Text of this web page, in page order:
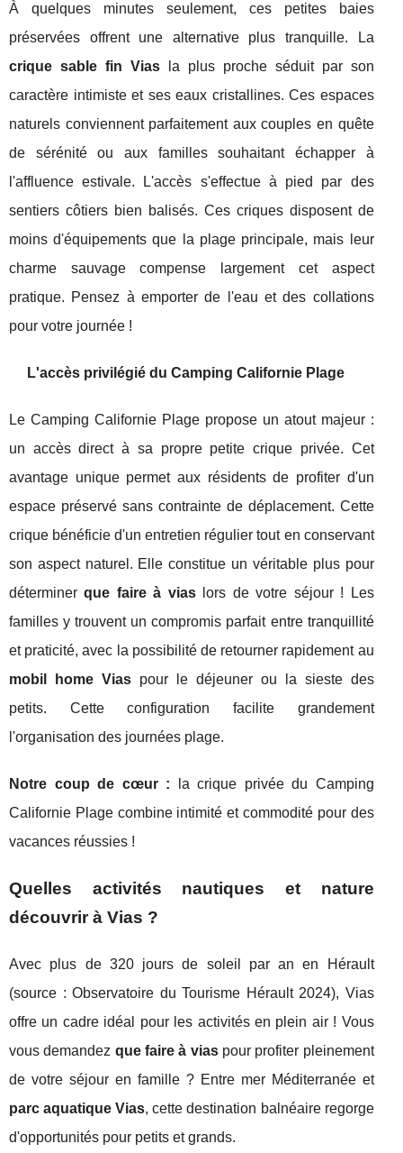
À quelques minutes seulement, ces petites baies
préservées offrent une alternative plus tranquille. La
crique sable fin Viasla plus proche séduit par son
caractère intimiste et ses eaux cristallines. Ces espaces
naturels conviennent parfaitement aux couples en quête
de sérénité ou aux familles souhaitant échapper à
l'affluence estivale. L'accès s'effectue à pied par des
sentiers côtiers bien balisés. Ces criques disposent de
moins d'équipements que la plage principale, mais leur
charme sauvage compense largement cet aspect
pratique. Pensez à emporter de l'eau et des collations
pour votre journée !
L'accès privilégié du Camping Californie Plage
Le Camping Californie Plage propose un atout majeur :
un accès direct à sa propre petite crique privée. Cet
avantage unique permet aux résidents de profiter d'un
espace préservé sans contrainte de déplacement. Cette
crique bénéficie d'un entretien régulier tout en conservant
son aspect naturel. Elle constitue un véritable plus pour
déterminerque faire à viaslors de votre séjour ! Les
familles y trouvent un compromis parfait entre tranquillité
et praticité, avec la possibilité de retourner rapidement au
mobil home Viaspour le déjeuner ou la sieste des
petits. Cette configuration facilite grandement
l'organisation des journées plage.
Notre coup de cœur : la crique privée du Camping
Californie Plage combine intimité et commodité pour des
vacances réussies !
Quelles activités nautiques et nature
découvrir à Vias ?
Avec plus de 320 jours de soleil par an en Hérault
(source : Observatoire du Tourisme Hérault 2024), Vias
offre un cadre idéal pour les activités en plein air ! Vous
vous demandez que faire à viaspour profiter pleinement
de votre séjour en famille ? Entre mer Méditerranée et
parc aquatique Vias, cette destination balnéaire regorge
d'opportunités pour petits et grands.